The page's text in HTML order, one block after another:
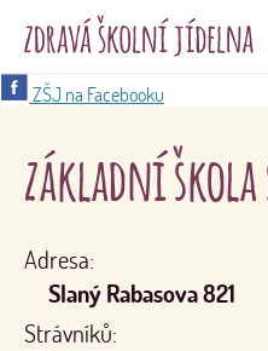
ZŠJ na Facebooku
základní škola
Adresa:
Slaný Rabasova 821
Strávníků: